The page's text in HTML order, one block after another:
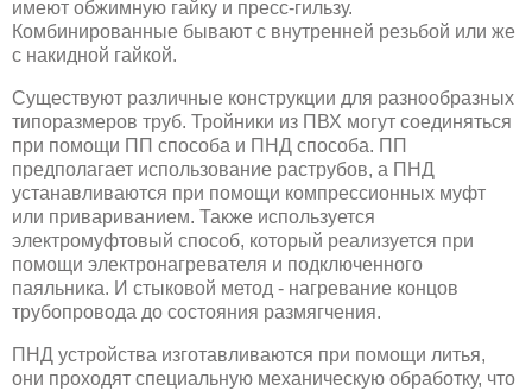
имеют обжимную гайку и пресс-гильзу.
Комбинированные бывают с внутренней резьбой или же
с накидной гайкой.
Существуют различные конструкции для разнообразных
типоразмеров труб. Тройники из ПВХ могут соединяться
при помощи ПП способа и ПНД способа. ПП
предполагает использование раструбов, а ПНД
устанавливаются при помощи компрессионных муфт
или привариванием. Также используется
электромуфтовый способ, который реализуется при
помощи электронагревателя и подключенного
паяльника. И стыковой метод - нагревание концов
трубопровода до состояния размягчения.
ПНД устройства изготавливаются при помощи литья,
они проходят специальную механическую обработку, что